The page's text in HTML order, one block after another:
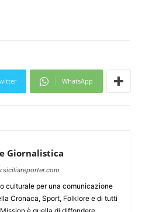
WhatsApp
Giornalistica
culturale per una comunicazione
Cronaca, Sport, Folklore e di tutti